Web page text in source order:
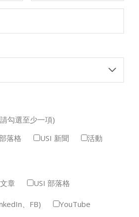
勾選至少一項)
落格 USI 新聞 活動
章 USI 部落格
、FB) YouTube